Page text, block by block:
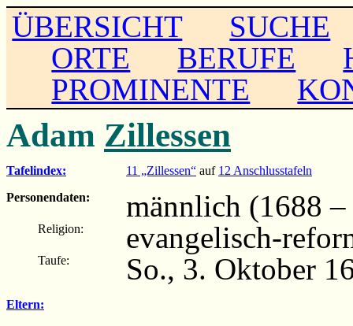
ÜBERSICHT
SUCHE
ORTE
BERUFE
PROMINENTE
Adam Zillessen
Tafelindex: 11 „Zillessen“ auf 12 Anschlusstafeln
Personendaten:
männlich (1688
Religion: evangelisch-
Taufe: So., 3. Oktober
Eltern: